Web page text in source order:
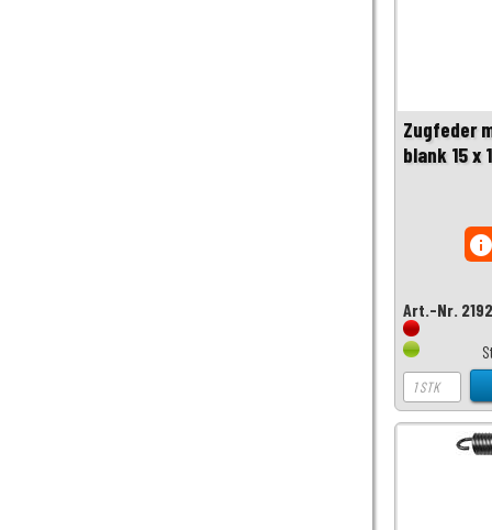
Zugfeder
blank 15 x
Art.-Nr.